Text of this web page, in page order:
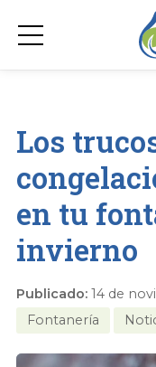
Los
en tu
invierno
Publicado: 14 de
Fontanería